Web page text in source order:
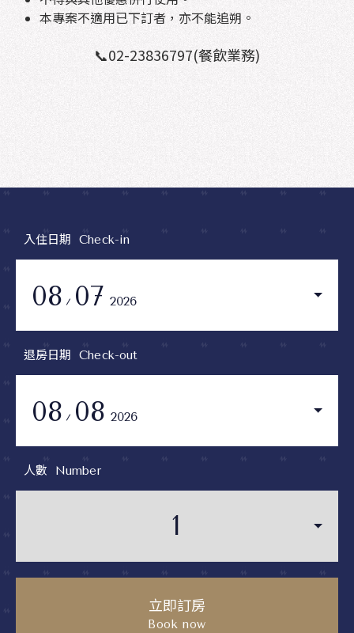
本專案不適用已下訂者，亦不能追朔。
📞02-23836797(餐飲業務)
入住日期 Check-in
08 07 2026
退房日期 Check-out
08 08 2026
人數 Number
立即訂房
Book now